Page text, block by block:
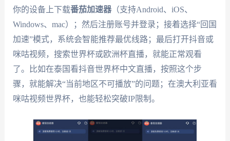
你的设备上下载番茄加速器（支持Android、iOS、
Windows、mac）；然后注册账号并登录；接着选择“回国
加速”模式，系统会智能推荐最优线路；最后打开抖音或
咪咕视频，搜索世界杯或欧洲杯直播，就能正常观看
了。比如在泰国看抖音世界杯中文直播，按照这个步
骤，就能解决“当前地区不可播放”的问题；在澳大利亚看
咪咕视频世界杯，也能轻松突破IP限制。